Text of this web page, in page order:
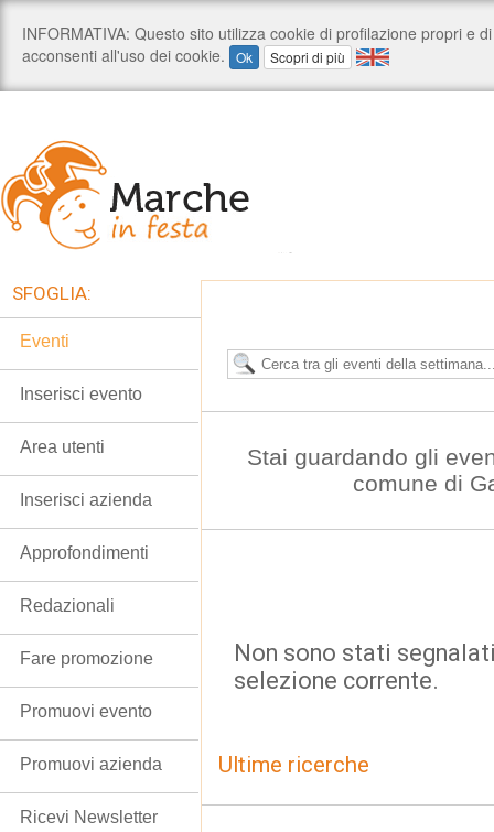
Stai guardando gli
comune di
Non sono stati
selezione corrente.
Ultime ricerche
SFOGLIA:
Eventi
Inserisci evento
Area utenti
Inserisci azienda
Approfondimenti
Redazionali
Fare promozione
Promuovi evento
Promuovi azienda
Ricevi Newsletter